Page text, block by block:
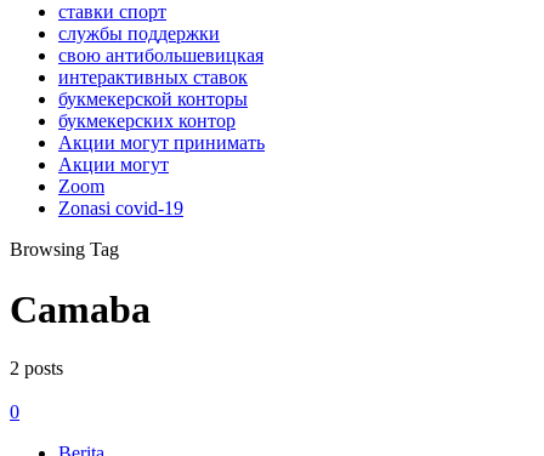
ставки спорт
службы поддержки
свою антибольшевицкая
интерактивных ставок
букмекерской конторы
букмекерских контор
Акции могут принимать
Акции могут
Zoom
Zonasi covid-19
Browsing Tag
Camaba
2 posts
0